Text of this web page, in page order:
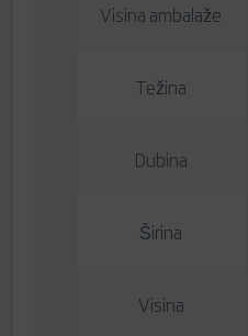
Visina ambalaže
Težina
Dubina
Širina
Visina